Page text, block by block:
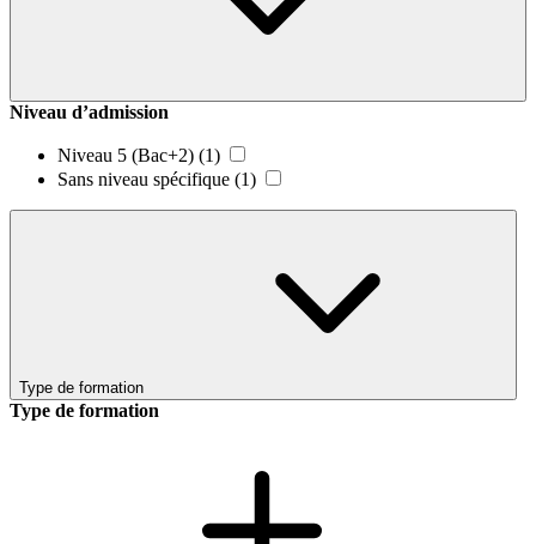
Niveau d’admission
Niveau 5 (Bac+2) (1)
Sans niveau spécifique (1)
Type de formation
Type de formation